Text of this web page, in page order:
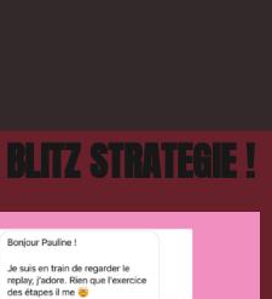
STRATEGIE !